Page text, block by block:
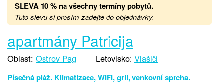
SLEVA 10 % na všechny termíny pobytů.
Tuto slevu si prosím zadejte do objednávky.
apartmány Patricija
Oblast: Ostrov Pag Letovisko: Vlašiči
Písečná pláž. Klimatizace, WIFI, gril, venkovní sprcha.